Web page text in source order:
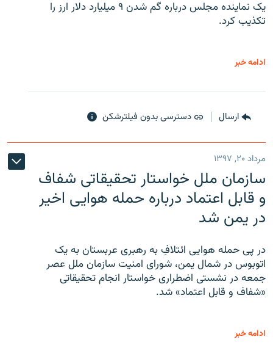
یک نماینده مجلس درباره گم شدن ۹ میلیارد دلار ارز را
تکذیب کرد.
ادامه خبر
ارسال دسترسی بدون فیلترشکن
مرداد ۲۰, ۱۳۹۷
سازمان ملل خواستار تحقیقاتی شفاف
و قابل اعتماد درباره حمله هوایی اخیر
در یمن شد
در پی حمله هوایی ائتلافِ به رهبری عربستان به یک
اتوبوس در شمال یمن، شورای امنیت سازمان ملل عصر
جمعه در نشستی اضطراری خواستار انجام تحقیقاتی
«شفاف و قابل اعتماد» شد.
ادامه خبر